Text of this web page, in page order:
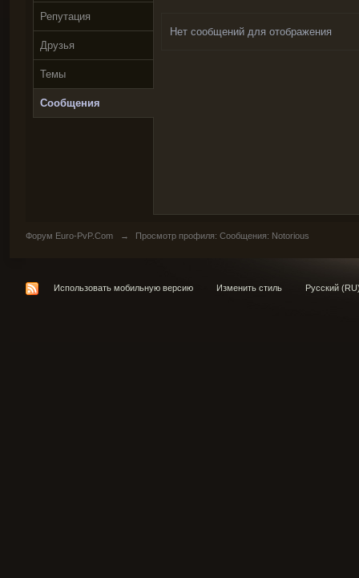
Репутация
Друзья
Темы
Сообщения
Нет сообщений для отображения
Форум Euro-PvP.Com → Просмотр профиля: Сообщения: Notorious
Использовать мобильную версию Изменить стиль Русский